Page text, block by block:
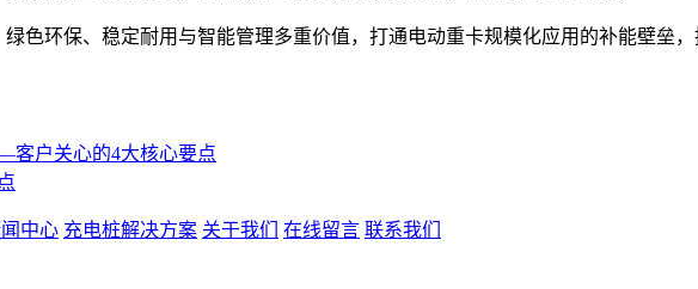
色环保、稳定耐用与智能管理多重价值，打通电动重卡规模化应用的补能壁垒
户关心的4大核心要点
中心 充电桩解决方案 关于我们 在线留言 联系我们